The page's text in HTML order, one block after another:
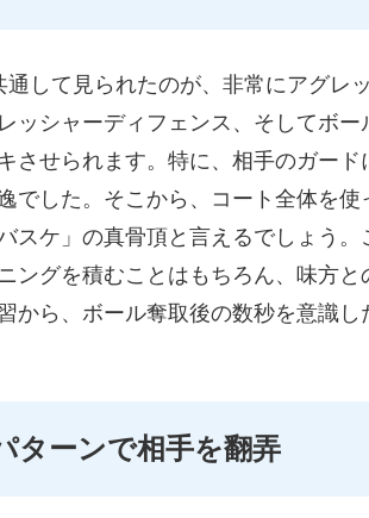
して見られたのが、非常にアグレ
ッシャーディフェンス、そしてボ
させられます。特に、相手のガー
でした。そこから、コート全体を
スケ」の真骨頂と言えるでしょう
ングを積むことはもちろん、味方と
から、ボール奪取後の数秒を意識
ターンで相手を翻弄